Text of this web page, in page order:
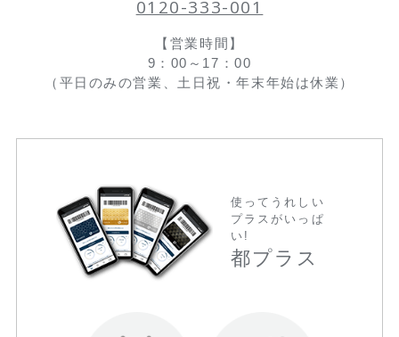
0120-333-001
【営業時間】
9：00～17：00
（平日のみの営業、土日祝・年末年始は休業）
使ってうれしい
プラスがいっぱ
い!
都プラス